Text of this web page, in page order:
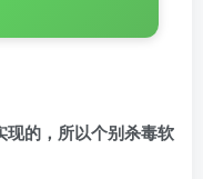
的，所以个别杀毒软